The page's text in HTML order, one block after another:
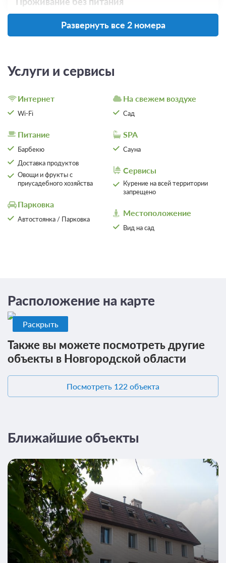
Развернуть все 2 номера
Услуги и сервисы
Интернет
Wi-Fi
Питание
Барбекю
Доставка продуктов
Овощи и фрукты с
приусадебного хозяйства
Парковка
Автостоянка / Парковка
На свежем воздухе
Сад
SPA
Сауна
Сервисы
Курение на всей территории
запрещено
Местоположение
Вид на сад
Расположение на карте
Раскрыть
Также вы можете посмотреть другие
объекты в Новгородской области
Посмотреть 122 объекта
Ближайшие объекты